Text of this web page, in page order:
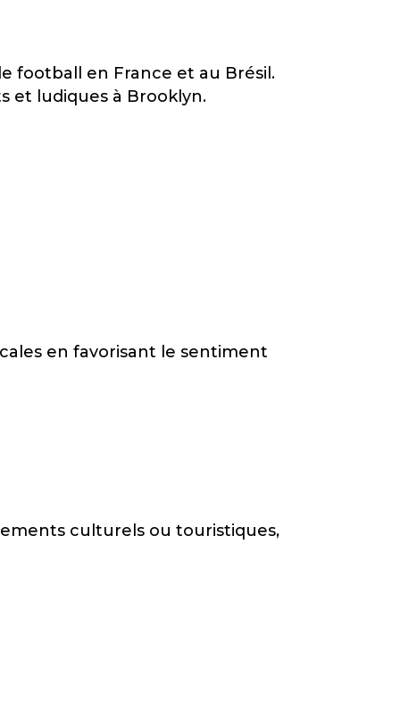
football en France et au Brésil.
et ludiques à Brooklyn.
en favorisant le sentiment
culturels ou touristiques,